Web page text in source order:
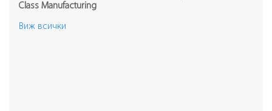
Class Manufacturing
Виж всички